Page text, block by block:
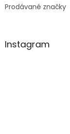
Prodávané značky
Instagram